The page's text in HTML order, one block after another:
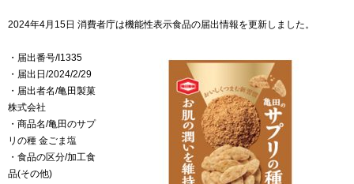
2024年4月15日 消費者庁は機能性表示食品の届出情報を更新しました。
・届出番号/I1335
・届出日/2024/2/29
・届出者名/亀田製菓
株式会社
・商品名/亀田のサプ
リの種 金ごま塩
・食品の区分/加工食
品(その他)